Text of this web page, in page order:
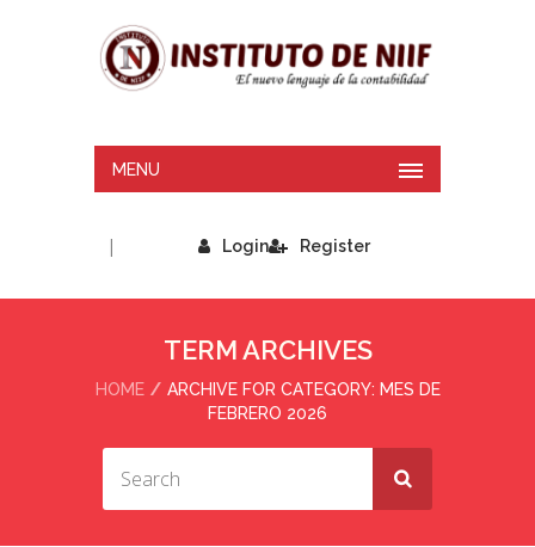
MENU
Login
| Register
TERM ARCHIVES
HOME
ARCHIVE FOR CATEGORY: MES DE
FEBRERO 2026